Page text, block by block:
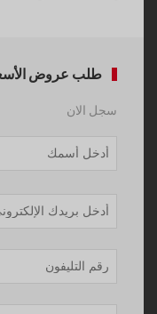
طلب عروض
سجل الان